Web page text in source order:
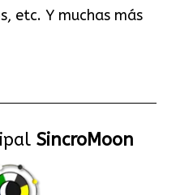
etc. Y muchas más
SincroMoon